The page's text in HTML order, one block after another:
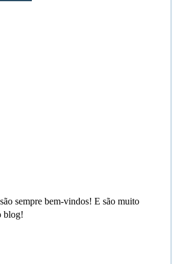
sempre bem-vindos! E são muito
blog!